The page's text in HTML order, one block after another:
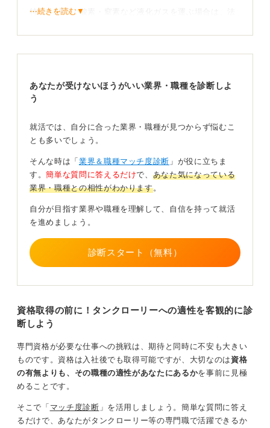
特に、LPG・酸素・窒素など液化ガスを運ぶ場合は、法
る人はより歓迎される傾向にあります。
この資格は、都道府県が実施する2〜3日間の講習を受講
っかり勉強すれば十分合格できるレベルで、危険物乙種
に近いイメージです。
企業によっては月5,000円〜10,000円ほどの資格手当が
支給されるケースもあります。
タンクローリーの仕事の魅力は、専門性の高さと「社会
インフラを支えている」という責任感を実感できるとこ
ろにあります。一方で、積み込み・卸し作業の手順遵守
せん。
総合的には、資格があることで就職の幅や待遇面で有利
0
⋯続きを読む▼
あなたが受けないほうがいい業界・職種を診断しよ
う
就活では、自分に合った業界・職種が見つからず悩むこ
とも多いでしょう。
そんな時は「 業界＆職種マッチ度診断 」が役に立ちま
す。簡単な質問に答えるだけで、 あなた気になっている
業界・職種との相性がわかります。
自分が目指す業界や職種を理解して、自信を持って就活
を進めましょう。
診断スタート（無料）
資格取得の前に！タンクローリーへの適性を客観的に診
断しよう
専門資格が必要な仕事への挑戦は、期待と同時に不安も大きい
ものです。資格は入社後でも取得可能ですが、大切なのは 資格
の有無よりも、その職種の適性があなたにあるかを事前に見極
めることです。
そこで「 マッチ度診断 」を活用しましょう。簡単な質問に答え
るだけで、 あなたがタンクローリー等の専門職で活躍できるか